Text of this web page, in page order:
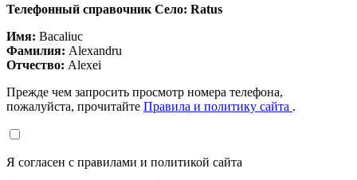
Телефонный справочник Село: Ratus
Имя: Bacaliuc
Фамилия: Alexandru
Отчество: Alexei
Прежде чем запросить просмотр номера телефона,
пожалуйста, прочитайте Правила и политику сайта .
Я согласен с правилами и политикой сайта